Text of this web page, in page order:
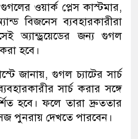
ওয়ার্ক প্লেস কাস্টমার,
বিজনেস ব্যবহারকারীরা
অ্যান্ড্রয়েডের জন্য গুগল
হবে।
জানায়, গুগল চ্যাটের সার্চ
সার্চ করার সঙ্গে
হবে। ফলে তারা দ্রুততার
পুনরায় দেখতে পারবেন।